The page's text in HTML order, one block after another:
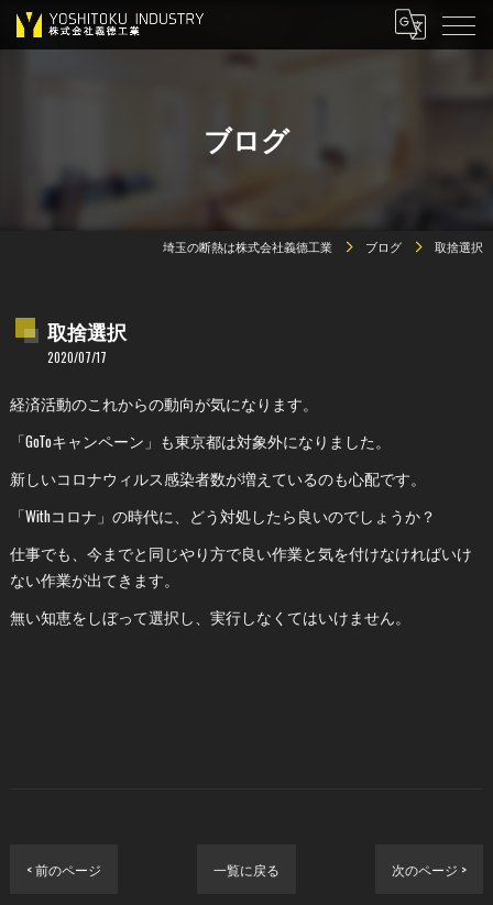
ブログ
埼玉の断熱は株式会社義德工業 ブログ 取捨選択
取捨選択
2020/07/17
経済活動のこれからの動向が気になります。
「GoToキャンペーン」も東京都は対象外になりました。
新しいコロナウィルス感染者数が増えているのも心配です。
「Withコロナ」の時代に、どう対処したら良いのでしょうか？
仕事でも、今までと同じやり方で良い作業と気を付けなければいけ
ない作業が出てきます。
無い知恵をしぼって選択し、実行しなくてはいけません。
< 前のページ 一覧に戻る 次のページ >